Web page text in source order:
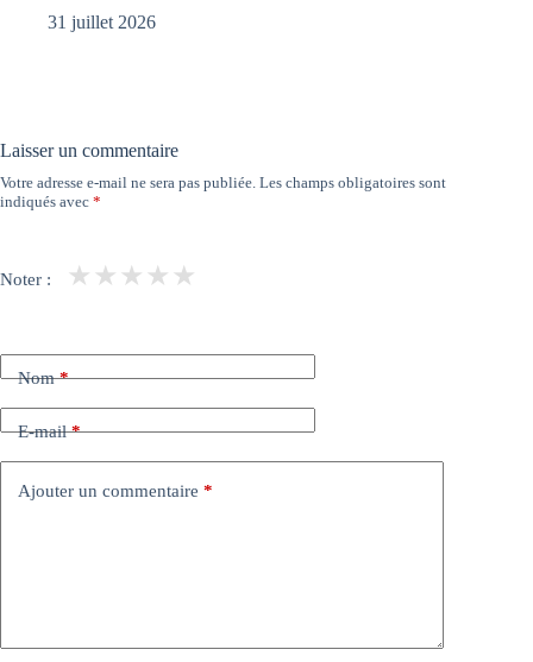
31 juillet 2026
Laisser un commentaire
Votre adresse e-mail ne sera pas publiée. Les champs obligatoires sont
indiqués avec *
Noter : ★
★
★
★
★
Nom*
E-mail*
Ajouter un commentaire *